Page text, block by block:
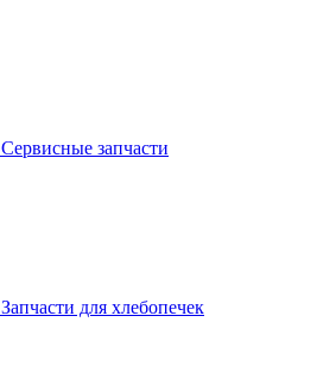
Сервисные запчасти
Запчасти для хлебопечек